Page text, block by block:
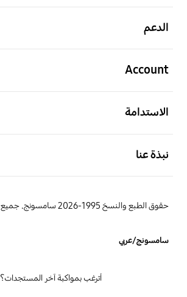
الدعم
Account
الاستدامة
نبذة عنا
حقوق الطبع والنسخ 1995-2026 سامسونج. جميع الحقوق محفوظة.
سامسونج/عربي
أترغب بمواكبة آخر المستجدات؟